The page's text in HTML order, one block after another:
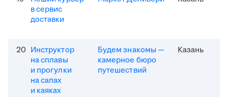
в сервис
доставки
20 Инструктор
на сплавы
и прогулки
на сапах
и каяках
Будем знакомы —
камерное бюро
путешествий
Казань